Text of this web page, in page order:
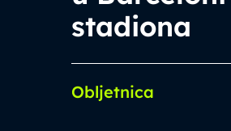
stadiona
Obljetnica